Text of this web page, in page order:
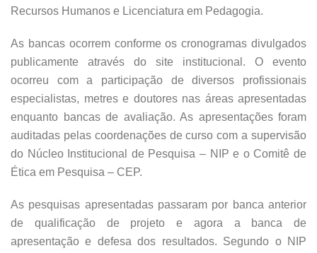
Recursos Humanos e Licenciatura em Pedagogia.
As bancas ocorrem conforme os cronogramas divulgados
publicamente através do site institucional. O evento
ocorreu com a participação de diversos profissionais
especialistas, metres e doutores nas áreas apresentadas
enquanto bancas de avaliação. As apresentações foram
auditadas pelas coordenações de curso com a supervisão
do Núcleo Institucional de Pesquisa – NIP e o Comitê de
Ética em Pesquisa – CEP.
As pesquisas apresentadas passaram por banca anterior
de qualificação de projeto e agora a banca de
apresentação e defesa dos resultados. Segundo o NIP